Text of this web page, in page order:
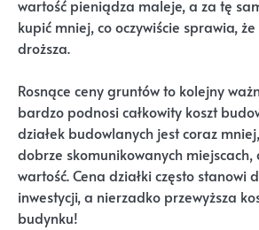
wartość pieniądza maleje, a za tę
kupić mniej, co oczywiście sprawia,
droższa.
Rosnące ceny gruntów to kolejny
bardzo podnosi całkowity koszt
działek budowlanych jest coraz
dobrze skomunikowanych miejscach,
wartość. Cena działki często stanowi
inwestycji, a nierzadko przewyższa
budynku!